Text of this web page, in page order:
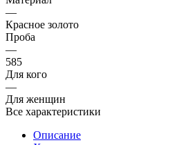
—
Красное золото
Проба
—
585
Для кого
—
Для женщин
Все характеристики
Описание